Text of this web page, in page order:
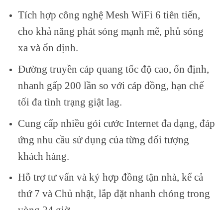
Tích hợp công nghệ Mesh WiFi 6 tiên tiến,
cho khả năng phát sóng mạnh mẽ, phủ sóng
xa và ổn định.
Đường truyền cáp quang tốc độ cao, ổn định,
nhanh gấp 200 lần so với cáp đồng, hạn chế
tối đa tình trạng giật lag.
Cung cấp nhiều gói cước Internet đa dạng, đáp
ứng nhu cầu sử dụng của từng đối tượng
khách hàng.
Hỗ trợ tư vấn và ký hợp đồng tận nhà, kể cả
thứ 7 và Chủ nhật, lắp đặt nhanh chóng trong